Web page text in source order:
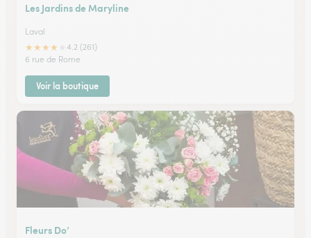
Les Jardins de Maryline
Laval
★★★★
4.2 (261)
6 rue de Rome
Voir la boutique
Fleurs Do’